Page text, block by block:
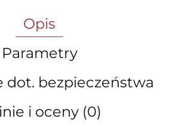
Opis
Parametry
dot. bezpieczeństwa
i oceny (0)